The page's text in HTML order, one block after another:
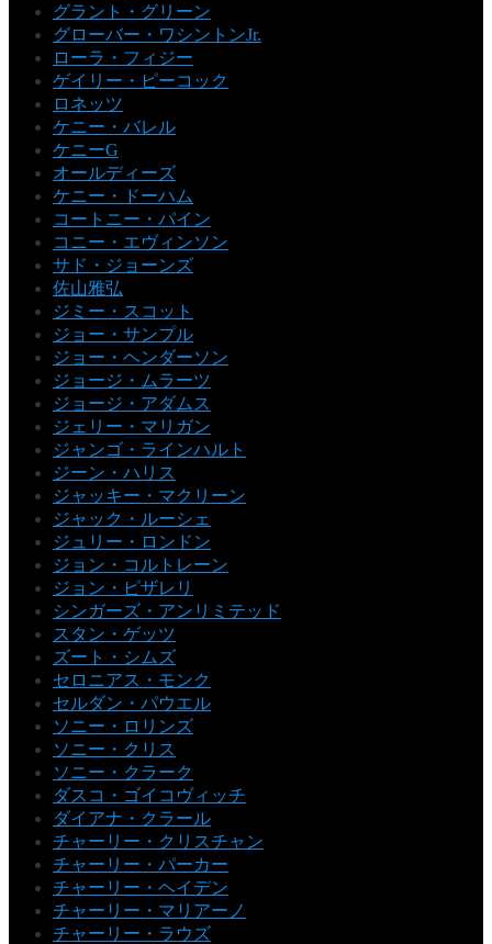
グラント・グリーン
グローバー・ワシントンJr.
ローラ・フィジー
ゲイリー・ピーコック
ロネッツ
ケニー・バレル
ケニーG
オールディーズ
ケニー・ドーハム
コートニー・パイン
コニー・エヴィンソン
サド・ジョーンズ
佐山雅弘
ジミー・スコット
ジョー・サンプル
ジョー・ヘンダーソン
ジョージ・ムラーツ
ジョージ・アダムス
ジェリー・マリガン
ジャンゴ・ラインハルト
ジーン・ハリス
ジャッキー・マクリーン
ジャック・ルーシェ
ジュリー・ロンドン
ジョン・コルトレーン
ジョン・ピザレリ
シンガーズ・アンリミテッド
スタン・ゲッツ
ズート・シムズ
セロニアス・モンク
セルダン・パウエル
ソニー・ロリンズ
ソニー・クリス
ソニー・クラーク
ダスコ・ゴイコヴィッチ
ダイアナ・クラール
チャーリー・クリスチャン
チャーリー・パーカー
チャーリー・ヘイデン
チャーリー・マリアーノ
チャーリー・ラウズ